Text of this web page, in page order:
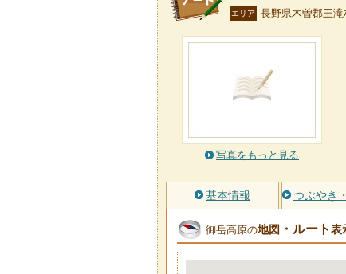
エリア 長野県木曽郡王滝
写真をもっと見る
基本情報 つぶやき
御岳高原の地図 ・ルート表